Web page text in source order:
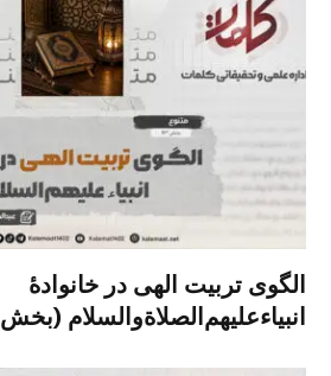
الگوی تربیت الهی در خانوادۀ
انبیاءعلیهم‌الصلاةو‌السلام (بخش ۱۱۳)